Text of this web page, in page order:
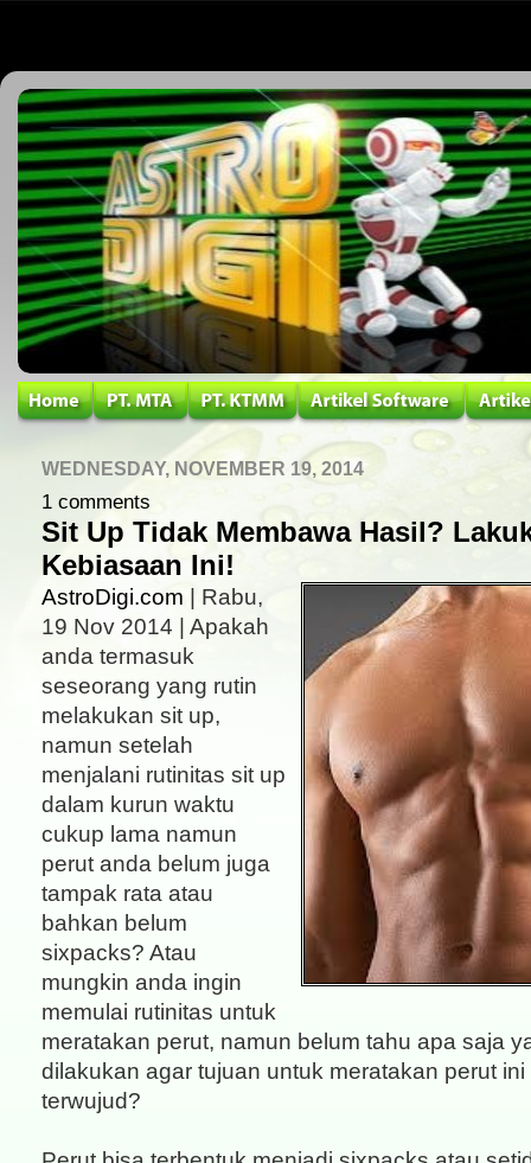
WEDNESDAY, NOVEMBER 19, 2014
1 comments
Sit Up Tidak Membawa Hasil?
Kebiasaan Ini!
AstroDigi.com | Rabu,
19 Nov 2014 | Apakah
anda termasuk
seseorang yang rutin
melakukan sit up,
namun setelah
menjalani rutinitas sit up
dalam kurun waktu
cukup lama namun
perut anda belum juga
tampak rata atau
bahkan belum
sixpacks? Atau
mungkin anda ingin
memulai rutinitas untuk
meratakan perut, namun belum tahu apa saja
dilakukan agar tujuan untuk meratakan perut
terwujud?